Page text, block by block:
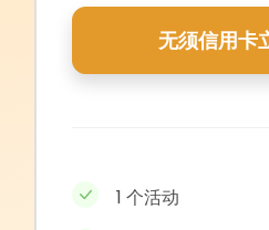
无须信用卡
1 个活动